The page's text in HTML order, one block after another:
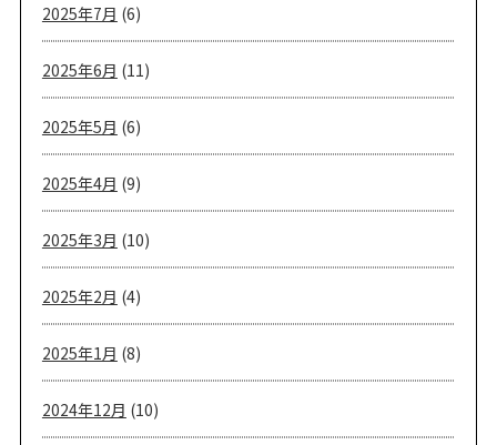
2025年7月 (6)
2025年6月 (11)
2025年5月 (6)
2025年4月 (9)
2025年3月 (10)
2025年2月 (4)
2025年1月 (8)
2024年12月 (10)